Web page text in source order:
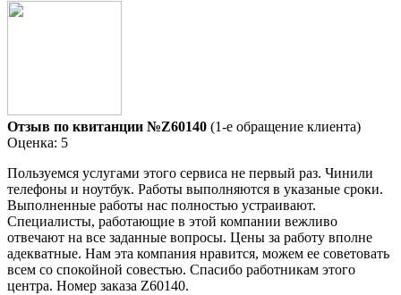
Отзыв по квитанции №Z60140 (1-е обращение клиента)
Оценка: 5
Пользуемся услугами этого сервиса не первый раз. Чинили
телефоны и ноутбук. Работы выполняются в указаные сроки.
Выполненные работы нас полностью устраивают.
Специалисты, работающие в этой компании вежливо
отвечают на все заданные вопросы. Цены за работу вполне
адекватные. Нам эта компания нравится, можем ее советовать
всем со спокойной совестью. Спасибо работникам этого
центра. Номер заказа Z60140.